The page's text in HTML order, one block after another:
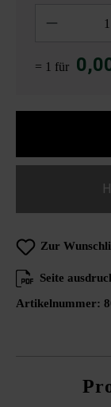
= 1 für
Zur
Seite
Artikelnummer: